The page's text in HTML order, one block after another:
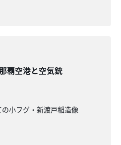
覇空港と空気銃
小フグ・新渡戸稲造像